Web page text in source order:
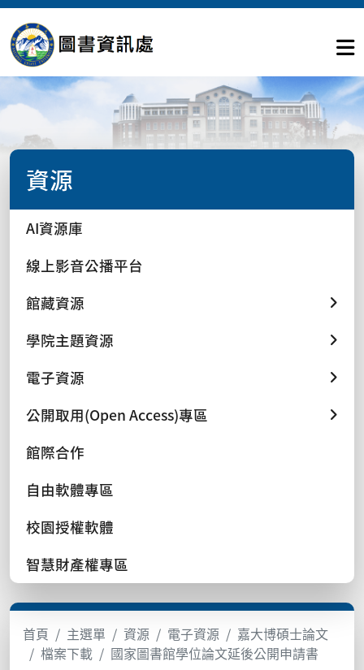
資源
AI資源庫
線上影音公播平台
館藏資源
學院主題資源
電子資源
公開取用(Open Access)專區
館際合作
自由軟體專區
校園授權軟體
智慧財產權專區
首頁 主選單 資源 電子資源
嘉大博碩士論文
檔案下載
國家圖書館學位論文延後公開申請書